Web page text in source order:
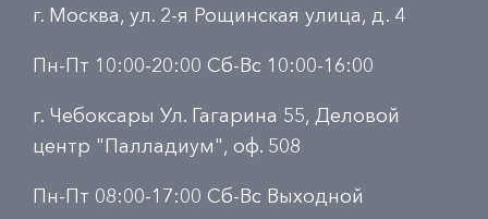
г. Москва, ул. 2-я Рощинская улица, д. 4
Пн-Пт 10:00-20:00 Сб-Вс 10:00-16:00
г. Чебоксары Ул. Гагарина 55, Деловой
центр "Палладиум", оф. 508
Пн-Пт 08:00-17:00 Сб-Вс Выходной